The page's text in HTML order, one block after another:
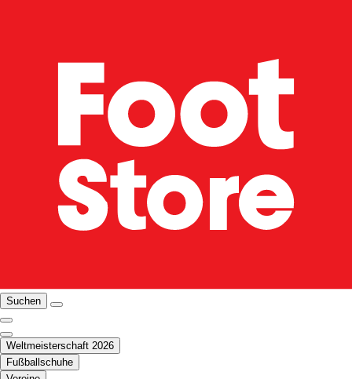
Suchen
Weltmeisterschaft 2026
Fußballschuhe